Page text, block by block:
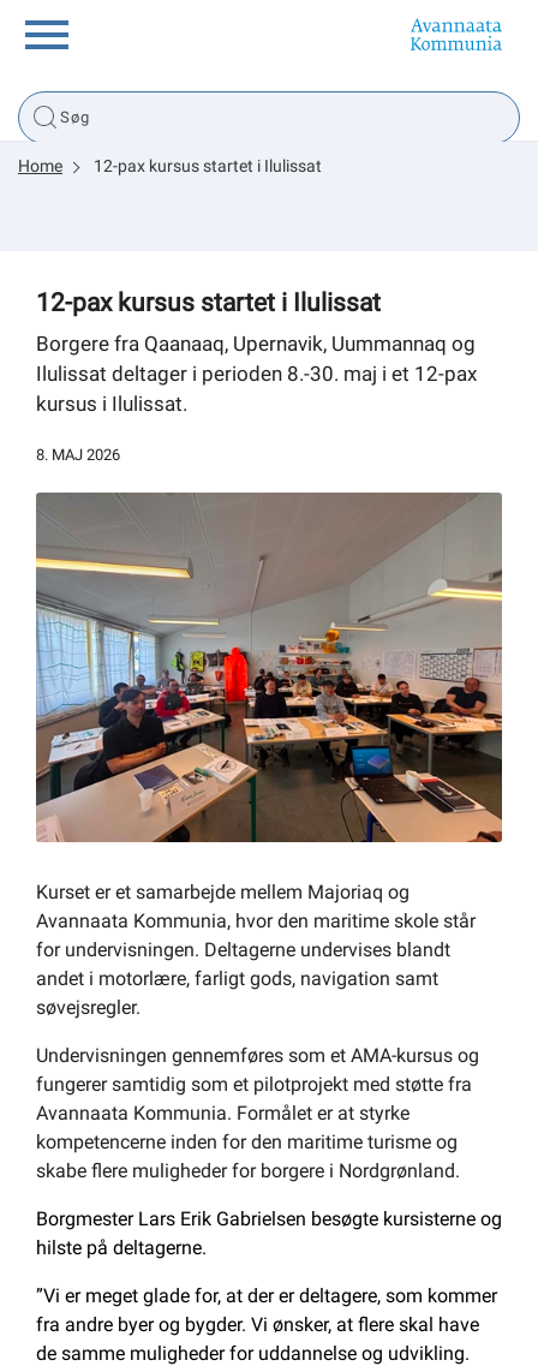
Borger
Tsunami
sullissivik.gl
Planportal
Om kommunen
Home 12-pax kursus startet i Ilulissat
12-pax kursus startet i Ilulissat
Borgere fra Qaanaaq, Upernavik, Uummannaq og
Ilulissat deltager i perioden 8.-30. maj i et 12-pax
kursus i Ilulissat.
8. MAJ 2026
Kurset er et samarbejde mellem Majoriaq og
Avannaata Kommunia, hvor den maritime skole står
for undervisningen. Deltagerne undervises blandt
andet i motorlære, farligt gods, navigation samt
søvejsregler.
Undervisningen gennemføres som et AMA-kursus og
fungerer samtidig som et pilotprojekt med støtte fra
Avannaata Kommunia. Formålet er at styrke
kompetencerne inden for den maritime turisme og
skabe flere muligheder for borgere i Nordgrønland.
Borgmester Lars Erik Gabrielsen besøgte kursisterne og
hilste på deltagerne.
”Vi er meget glade for, at der er deltagere, som kommer
fra andre byer og bygder. Vi ønsker, at flere skal have
de samme muligheder for uddannelse og udvikling.